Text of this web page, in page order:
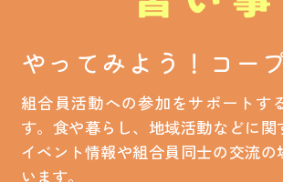
コープあいちについて
はじめての方へ
お買い物・サービス
やってみよう！コー
組合員活動への参加をサポートす
す。食や暮らし、地域活動などに関
イベント情報や組合員同士の交流の
います。